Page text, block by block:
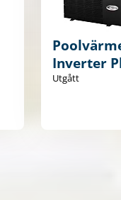
Inverter
Utgått